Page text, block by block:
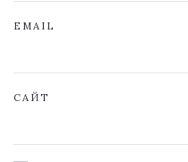
EMAIL
САЙТ